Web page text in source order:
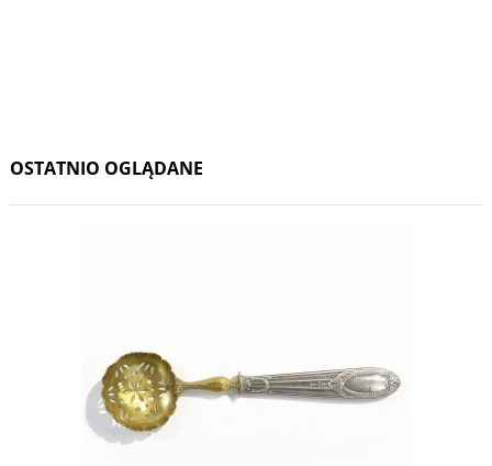
OSTATNIO OGLĄDANE